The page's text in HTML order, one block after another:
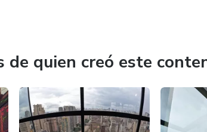
de quien creó este